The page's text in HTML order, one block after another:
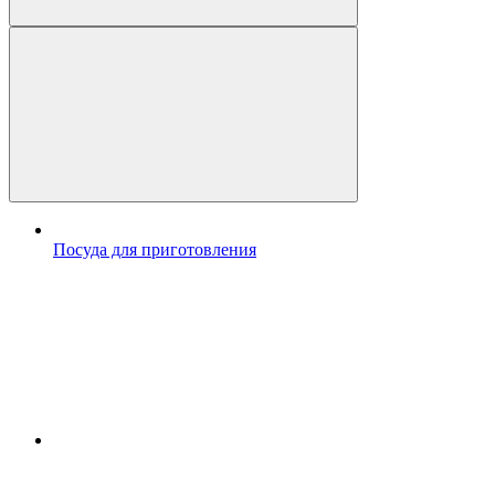
Посуда для приготовления